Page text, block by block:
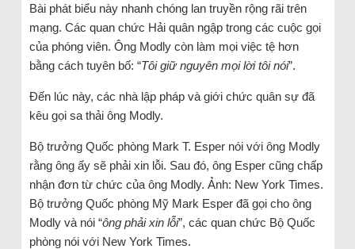
Bài phát biểu này nhanh chóng lan truyền rộng rãi trên
mạng. Các quan chức Hải quân ngập trong các cuộc gọi
của phóng viên. Ông Modly còn làm mọi việc tệ hơn
bằng cách tuyên bố: “Tôi giữ nguyên mọi lời tôi nói”.
Đến lúc này, các nhà lập pháp và giới chức quân sự đã
kêu gọi sa thải ông Modly.
Bộ trưởng Quốc phòng Mark T. Esper nói với ông Modly
rằng ông ấy sẽ phải xin lỗi. Sau đó, ông Esper cũng chấp
nhận đơn từ chức của ông Modly. Ảnh: New York Times.
Bộ trưởng Quốc phòng Mỹ Mark Esper đã gọi cho ông
Modly và nói “ông phải xin lỗi”, các quan chức Bộ Quốc
phòng nói với New York Times.